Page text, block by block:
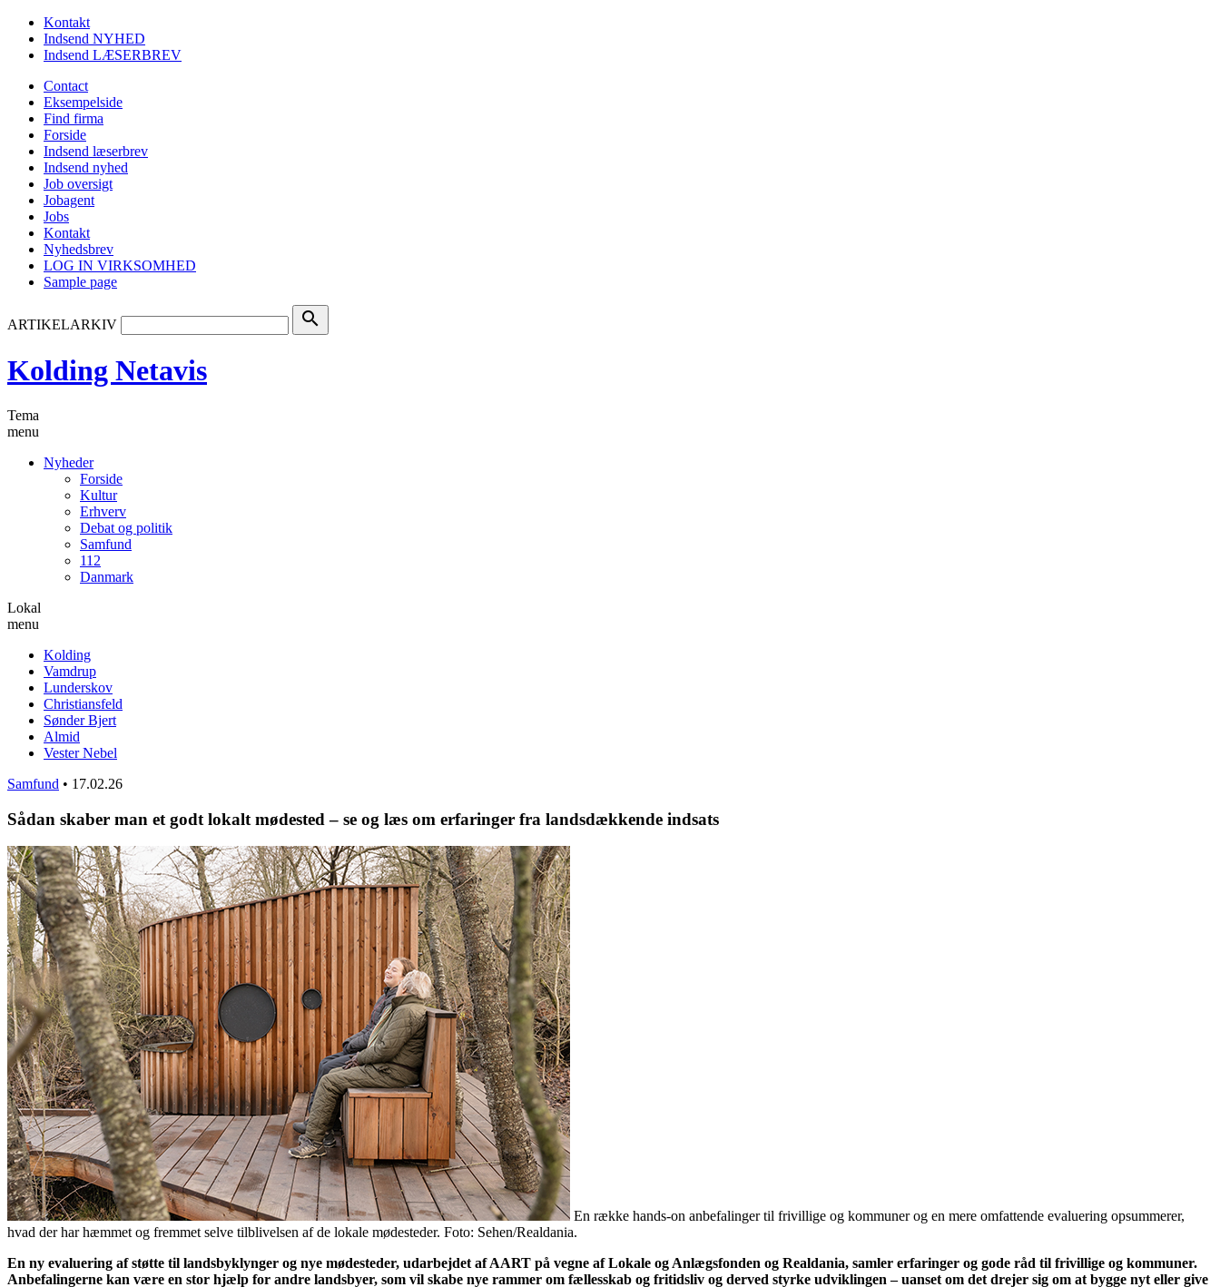
Kontakt
Indsend NYHED
Indsend LÆSERBREV
Contact
Eksempelside
Find firma
Forside
Indsend læserbrev
Indsend nyhed
Job oversigt
Jobagent
Jobs
Kontakt
Nyhedsbrev
LOG IN VIRKSOMHED
Sample page
ARTIKELARKIV search
Kolding Netavis
Tema
menu
Nyheder
Forside
Kultur
Erhverv
Debat og politik
Samfund
112
Danmark
Lokal
menu
Kolding
Vamdrup
Lunderskov
Christiansfeld
Sønder Bjert
Almid
Vester Nebel
Samfund • 17.02.26
Sådan skaber man et godt lokalt mødested – se og læs om erfaringer fra landsdækkende indsats
En række hands-on anbefalinger til frivillige og kommuner og en mere omfattende evaluering opsummerer,
hvad der har hæmmet og fremmet selve tilblivelsen af de lokale mødesteder. Foto: Sehen/Realdania.
En ny evaluering af støtte til landsbyklynger og nye mødesteder, udarbejdet af AART på vegne af Lokale og Anlægsfonden og Realdania, samler erfaringer og gode råd til frivillige og kommuner.
Anbefalingerne kan være en stor hjælp for andre landsbyer, som vil skabe nye rammer om fællesskab og fritidsliv og derved styrke udviklingen – uanset om det drejer sig om at bygge nyt eller give